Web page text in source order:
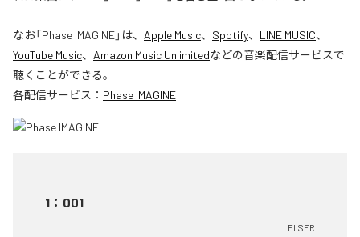
なお「Phase IMAGINE」は、 Apple Music、 Spotify、 LINE MUSIC、
YouTube Music、 Amazon Music Unlimitedなどの音楽配信サービスで
聴くことができる。
各配信サービス： Phase IMAGINE
1 ： 001
ELSER